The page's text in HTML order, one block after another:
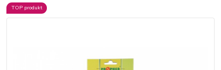
TOP produkt